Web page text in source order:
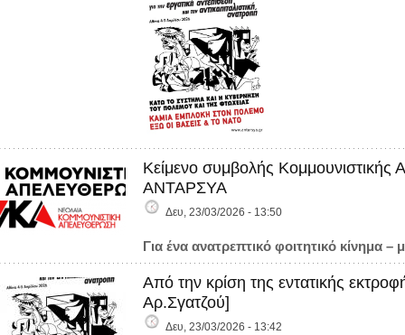
Κείμενο συμβολής
ΑΝΤΑΡΣΥΑ
Δευ, 23/03/2026 - 13:50
Για ένα ανατρεπτικό φοιτητικό κίνημα –
Από την κρίση της εντατικής
Αρ.Σγατζού]
Δευ, 23/03/2026 - 13:42